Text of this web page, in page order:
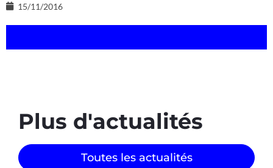
15/11/2016
Plus d'actualités
Toutes les actualités